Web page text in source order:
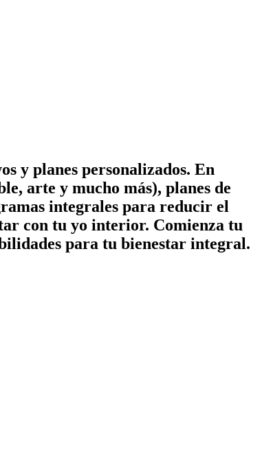
y planes personalizados. En
arte y mucho más), planes de
integrales para reducir el
con tu yo interior. Comienza tu
para tu bienestar integral.